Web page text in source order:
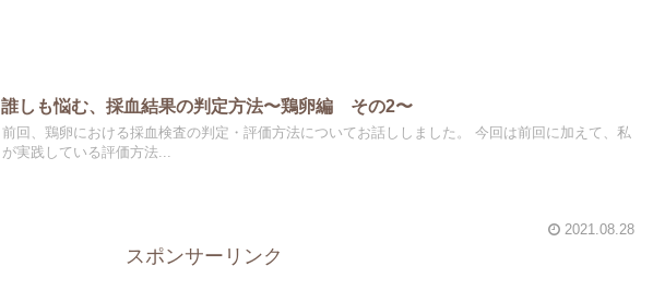
誰しも悩む、採血結果の判定方法〜鶏卵編 その2〜
前回、鶏卵における採血検査の判定・評価方法についてお話ししました。 今回は前回に加えて、私
が実践している評価方法...
2021.08.28
スポンサーリンク